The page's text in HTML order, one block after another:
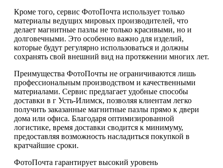
Кроме того, сервис ФотоПочта использует только
материалы ведущих мировых производителей, что
делает магнитные пазлы не только красивыми, но и
долговечными. Это особенно важно для изделий,
которые будут регулярно использоваться и должны
сохранять свой внешний вид на протяжении многих лет.
Преимущества ФотоПочты не ограничиваются лишь
профессиональным производством и качественными
материалами. Сервис предлагает удобные способы
доставки в г Усть-Илимск, позволяя клиентам легко
получить заказанные магнитные пазлы прямо к двери
дома или офиса. Благодаря оптимизированной
логистике, время доставки сводится к минимуму,
предоставляя возможность насладиться покупкой в
кратчайшие сроки.
ФотоПочта гарантирует высокий уровень